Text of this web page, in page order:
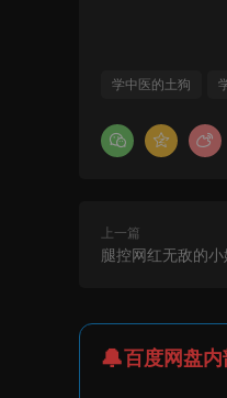
学中医的土狗
上一篇
腿控网红无敌的
百度网盘